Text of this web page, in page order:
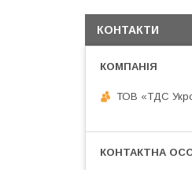
КОНТАКТИ
ТОВ «ТДС